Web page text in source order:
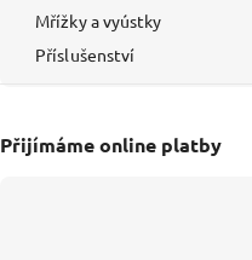
Mřížky a vyústky
Příslušenství
Přijímáme online platby